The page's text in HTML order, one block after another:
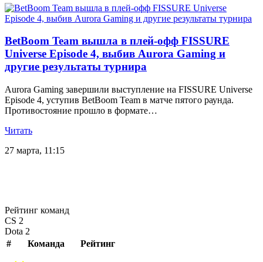
BetBoom Team вышла в плей-офф FISSURE
Universe Episode 4, выбив Aurora Gaming и
другие результаты турнира
Aurora Gaming завершили выступление на FISSURE Universe
Episode 4, уступив BetBoom Team в матче пятого раунда.
Противостояние прошло в формате…
Читать
27 марта, 11:15
Рейтинг команд
CS 2
Dota 2
#
Команда Рейтинг